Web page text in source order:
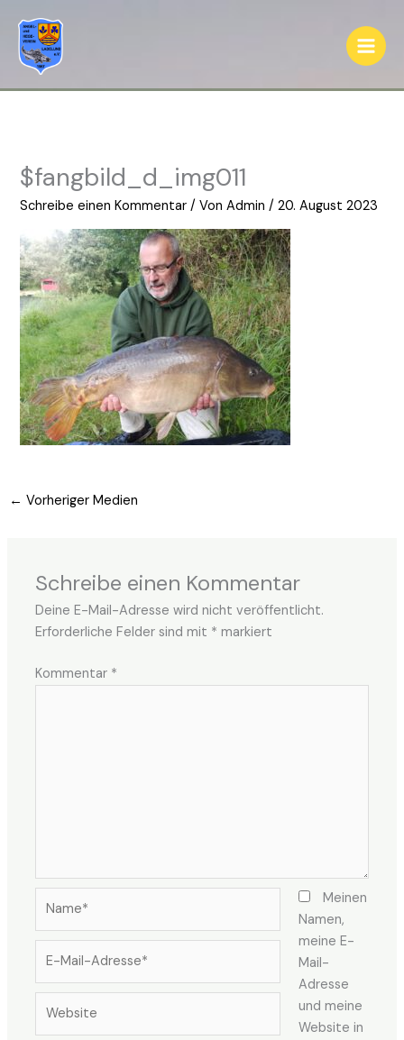
Inhalt
springen
$fangbild_d_img011
Schreibe einen Kommentar / VonAdmin/20. August 2023
← Vorheriger Medien
Schreibe einen Kommentar
Deine E-Mail-Adresse wird nicht veröffentlicht.
Erforderliche Felder sind mit * markiert
Kommentar *
Adresse*
Meinen
Namen,
meine E-
Mail-
Adresse
und meine
Website in